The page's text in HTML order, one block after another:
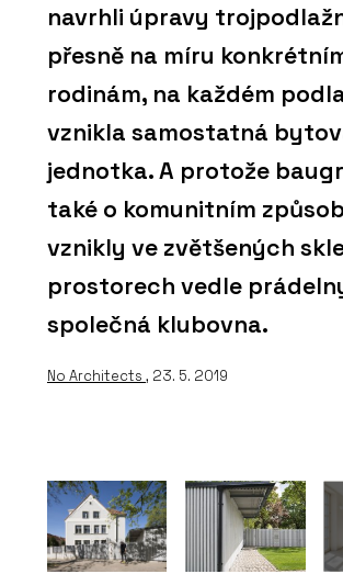
navrhli úpravy
přesně na míru
rodinám, na každém
vznikla samostatná
jednotka. A protože
také o komunitním
vznikly ve zvětšených
prostorech vedle
společná klubovna.
No Architects , 23. 5. 2019